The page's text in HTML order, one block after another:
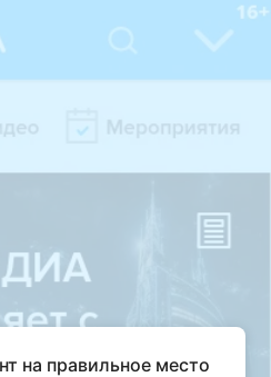
на правильное место